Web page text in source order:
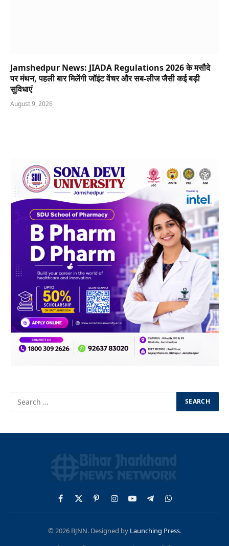
Jamshedpur News: JIADA Regulations 2026 के मसौदे
पर मंथन, पहली बार मिलेंगी जॉइंट वेंचर और सब-लीज जैसी कई बड़ी
सुविधाएं
August 9, 2026
Facebook
X
(Twitter)
PinterestInstagram
YouTubeTelegramWhatsApp
© 2026 BJNN. Designed by Launching Press.